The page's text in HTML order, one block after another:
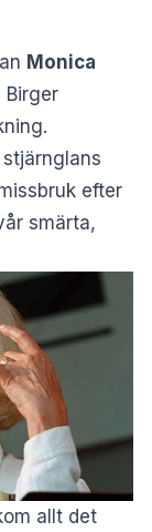
Monica
Birger
efter
smärta,
allt det